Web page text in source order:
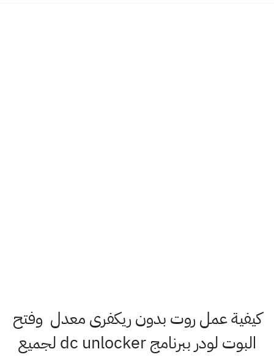
كيفية عمل روت بدون ريكفرى معدل وفتح
البوت لودر ببرنامج dc unlocker لجميع